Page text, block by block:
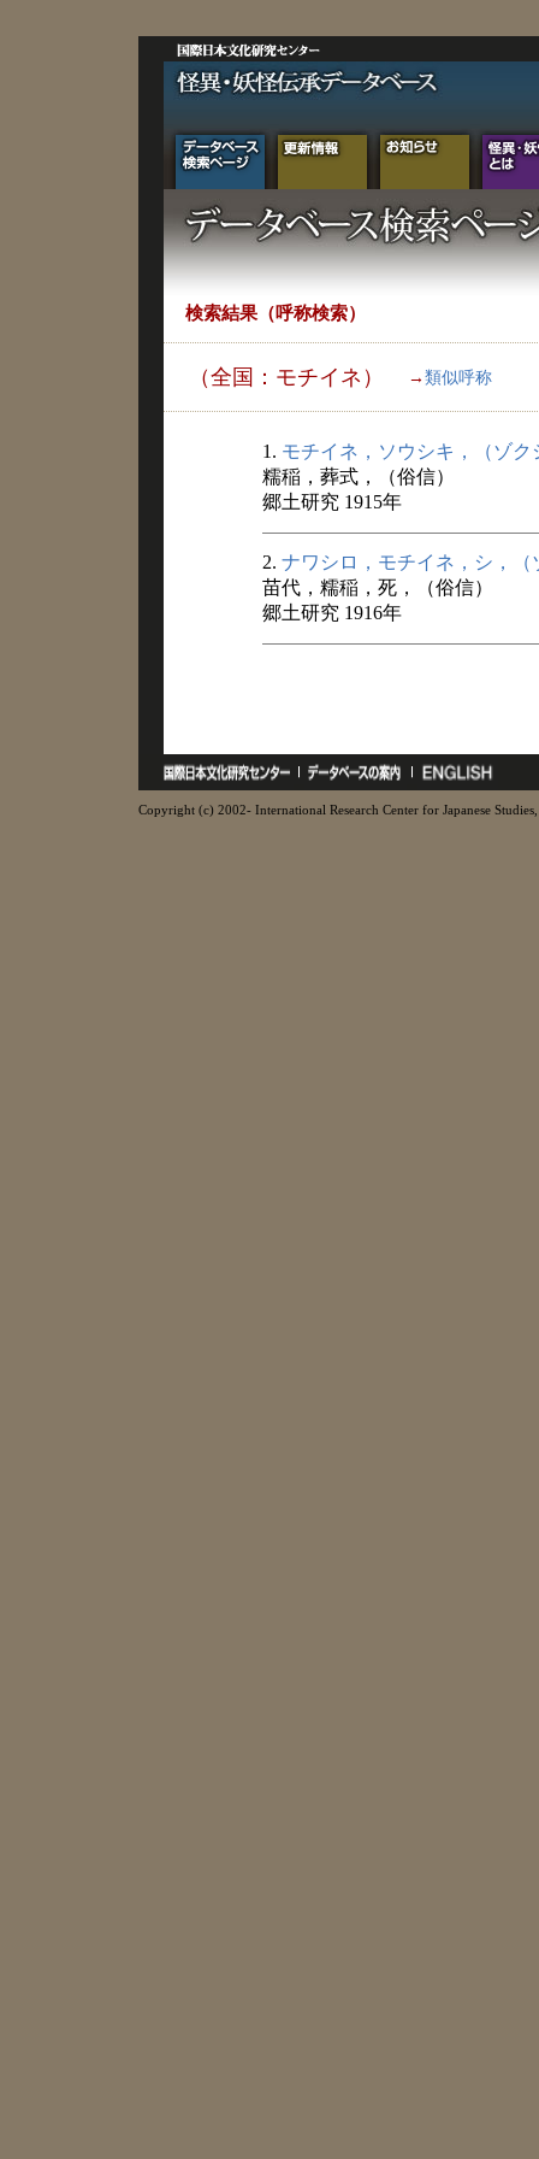
検索結果（呼称検索）
（全国：モチイネ） → 類似呼称
1. モチイネ，ソウシキ，（ゾク
糯稲，葬式，（俗信）
郷土研究 1915年
2. ナワシロ，モチイネ，シ，（
苗代，糯稲，死，（俗信）
郷土研究 1916年
Copyright (c) 2002- International Research Center for Japanese